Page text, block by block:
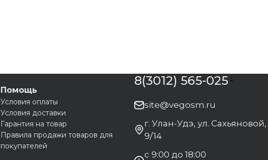
Помощь
Условия оплаты
Условия доставки
Гарантия на товар
Правила продажи товаров для
покупателей
8(3012) 565-025
site@vegosm.ru
г. Улан-Удэ, ул. Сахьяновой,
9/14
с 9:00 до 18:00